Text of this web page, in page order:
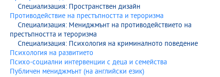
Специализация: Пространствен дизайн
Противодействие на престъпността и тероризма
Специализация: Мениджмънт на противодействието на
престъпността и тероризма
Специализация: Психология на криминалното поведение
Психология на развитието
Психо-социални интервенции с деца и семейства
Публичен мениджмънт (на английски език)